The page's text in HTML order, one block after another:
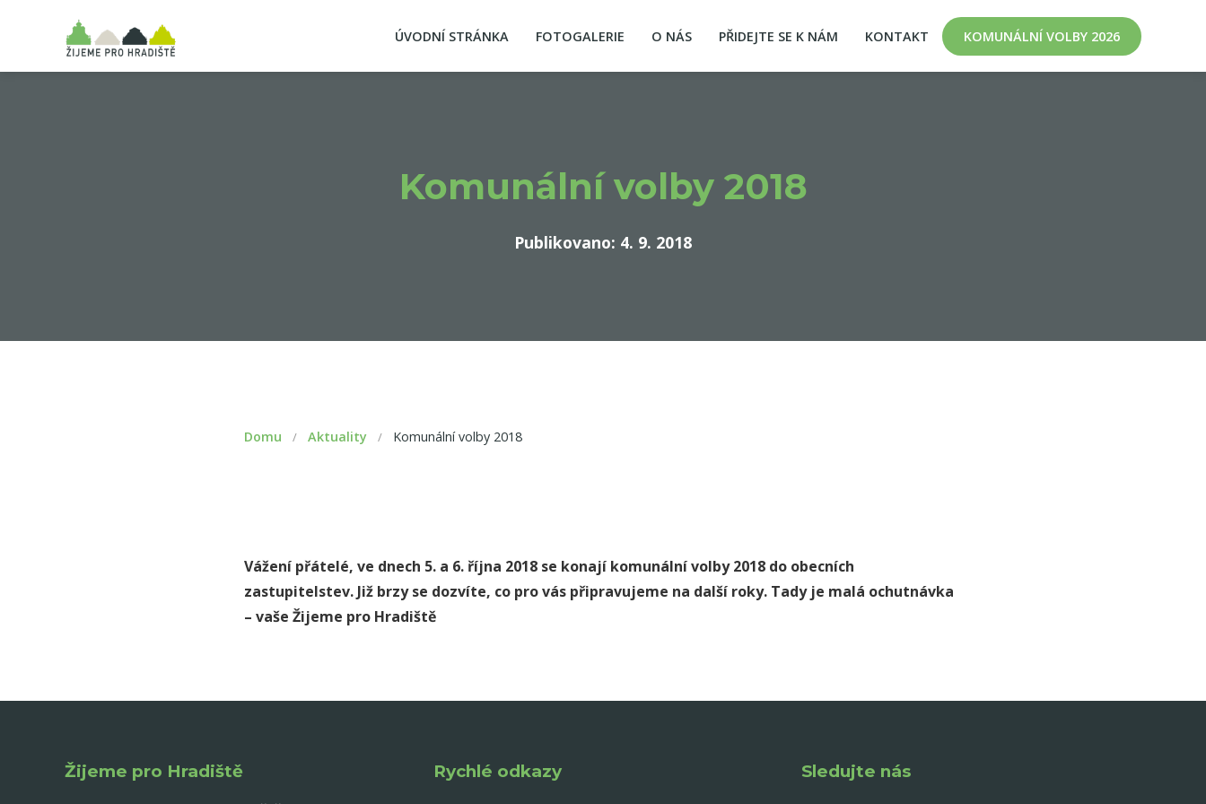
ÚVODNÍ STRÁNKA FOTOGALERIE O NÁS PŘIDEJTE SE K NÁM KONTAKT KOMUNÁLNÍ VOLBY 2026
Komunální volby 2018
Publikovano: 4. 9. 2018
Domu / Aktuality / Komunální volby 2018
Vážení přátelé, ve dnech 5. a 6. října 2018 se konají komunální volby 2018 do obecních
zastupitelstev. Již brzy se dozvíte, co pro vás připravujeme na další roky. Tady je malá ochutnávka
– vaše Žijeme pro Hradiště
Žijeme pro Hradiště Rychlé odkazy Sledujte nás